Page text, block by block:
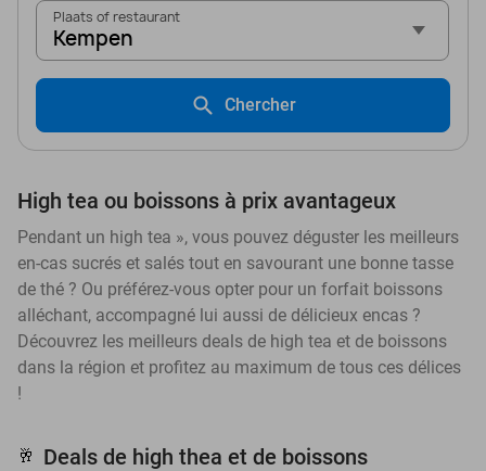
Plaats of restaurant
Kempen
Chercher
High tea ou boissons à prix avantageux
Pendant un high tea », vous pouvez déguster les meilleurs
en-cas sucrés et salés tout en savourant une bonne tasse
de thé ? Ou préférez-vous opter pour un forfait boissons
alléchant, accompagné lui aussi de délicieux encas ?
Découvrez les meilleurs deals de high tea et de boissons
dans la région et profitez au maximum de tous ces délices
!
🥂 Deals de high thea et de boissons